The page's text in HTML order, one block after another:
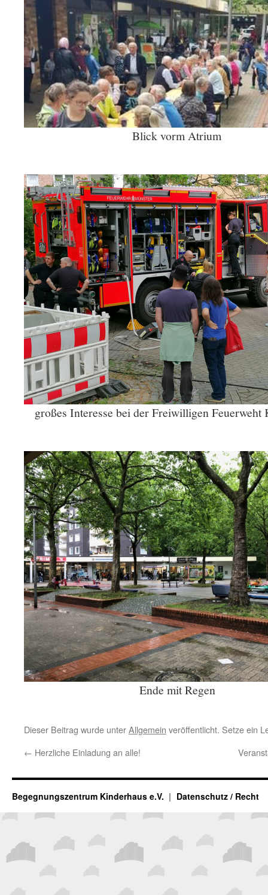
Blick vorm Atrium
großes Interesse bei der Freiwilligen Feuerweht
Ende mit Regen
Dieser Beitrag wurde unterAllgemein veröffentlicht. Setze ein
← Herzliche Einladung an alle!
Begegnungszentrum Kinderhaus e.V. Datenschutz / Recht